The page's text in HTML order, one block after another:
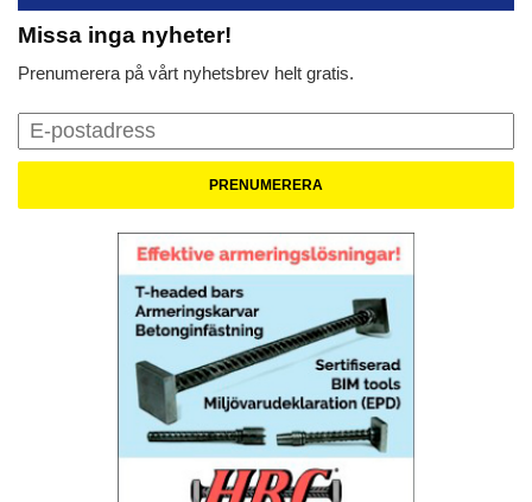
Missa inga nyheter!
Prenumerera på vårt nyhetsbrev helt gratis.